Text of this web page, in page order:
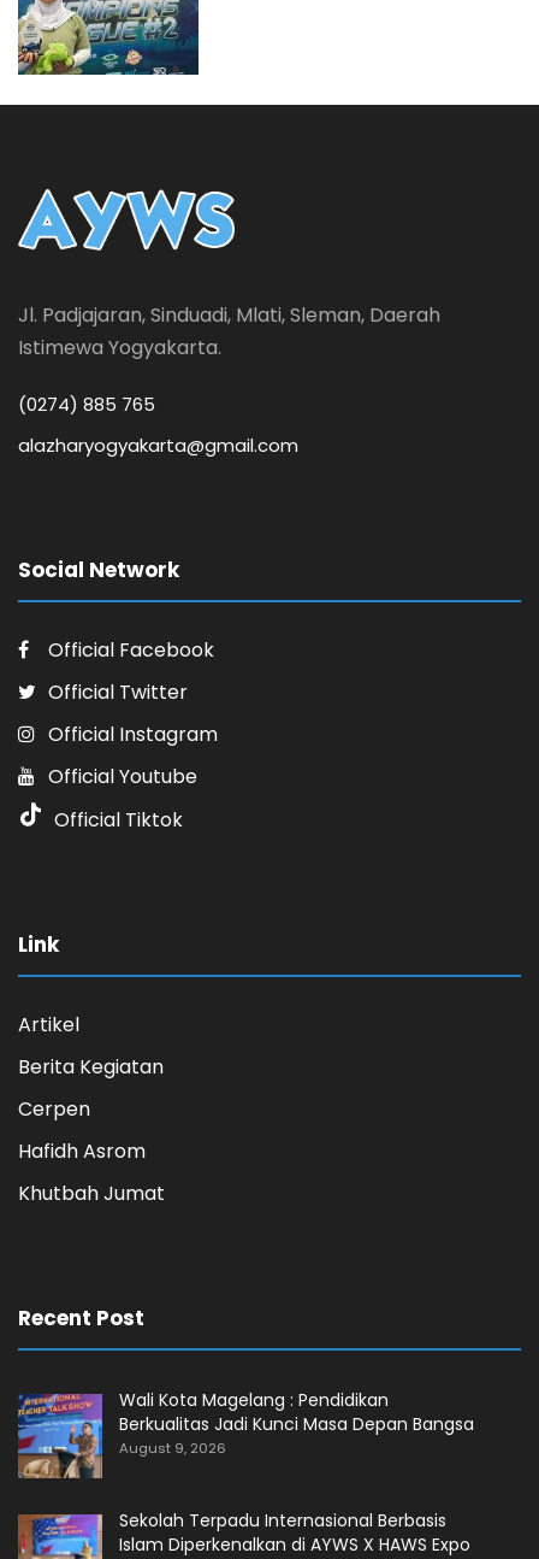
Jl. Padjajaran, Sinduadi, Mlati, Sleman, Daerah
Istimewa Yogyakarta.
(0274) 885 765
alazharyogyakarta@gmail.com
Social Network
Official Facebook
Official Twitter
Official Instagram
Official Youtube
Official Tiktok
Link
Artikel
Berita Kegiatan
Cerpen
Hafidh Asrom
Khutbah Jumat
Recent Post
Wali Kota Magelang : Pendidikan
Berkualitas Jadi Kunci Masa Depan Bangsa
August 9, 2026
Sekolah Terpadu Internasional Berbasis
Islam Diperkenalkan di AYWS X HAWS Expo